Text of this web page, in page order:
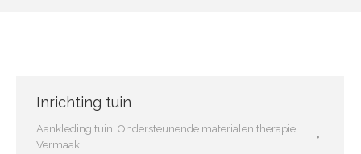
Inrichting tuin
Aankleding tuin, Ondersteunende materialen therapie,
Vermaak